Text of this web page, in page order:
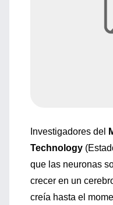
Investigadores del
Technology
que las neuronas
crecer en un
creía hasta el